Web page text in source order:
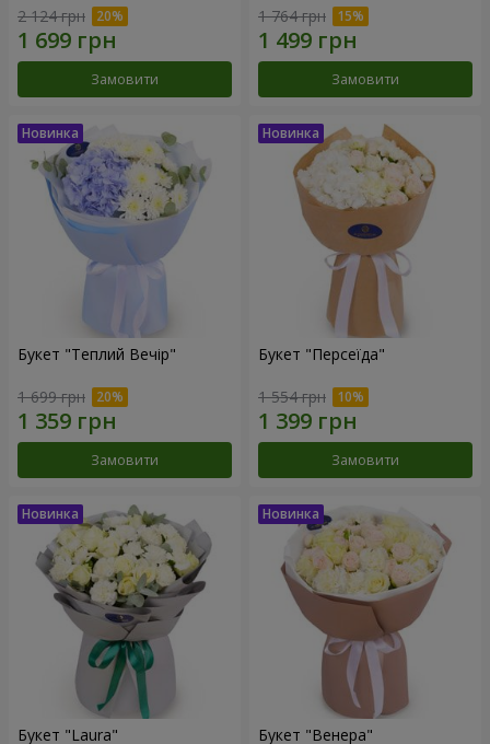
2 124 грн
Замовити
1 764 грн
Замовити
Букет "Теплий Вечір"
1 699 грн
Замовити
Букет "Персеїда"
1 554 грн
Замовити
Букет "Laura" Букет "Венера"